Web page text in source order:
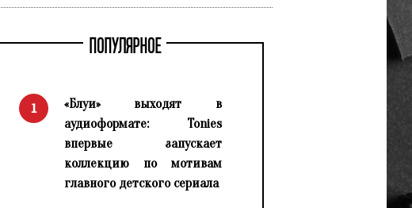
ПОПУЛЯРНОЕ
1
«Блуи» выходят в
аудиоформате: Tonies
впервые запускает
коллекцию по мотивам
главного детского сериала